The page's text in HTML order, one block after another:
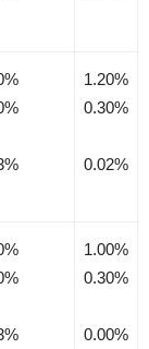
1.20%
0.30%
0.02%
1.00%
0.30%
0.00%